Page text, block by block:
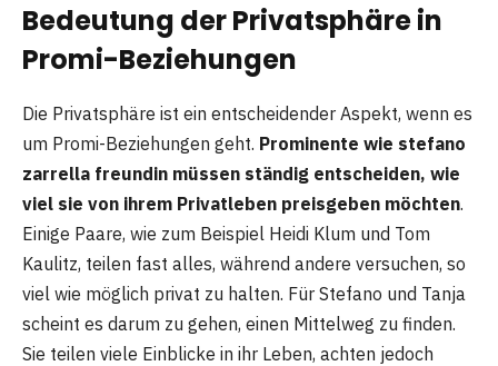
Bedeutung der Privatsphäre in
Promi-Beziehungen
Die Privatsphäre ist ein entscheidender Aspekt, wenn es
um Promi-Beziehungen geht. Prominente wie stefano
zarrella freundin müssen ständig entscheiden, wie
viel sie von ihrem Privatleben preisgeben möchten.
Einige Paare, wie zum Beispiel Heidi Klum und Tom
Kaulitz, teilen fast alles, während andere versuchen, so
viel wie möglich privat zu halten. Für Stefano und Tanja
scheint es darum zu gehen, einen Mittelweg zu finden.
Sie teilen viele Einblicke in ihr Leben, achten jedoch